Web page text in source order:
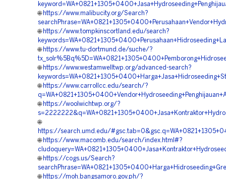
🌐 https://www.malibucity.org/Search?
🌐 https://www.tompkinscortland.edu/search?
🌐 https://www.tu-dortmund.de/suche/?
🌐 https://www.westamwelltwp.org/advanced-search?
🌐 https://www.carrollcc.edu/search/?
🌐 https://woolwichtwp.org/?
🌐
https://search.umd.edu/
🌐 https://www.macomb.edu/search/index.html#?
🌐 https://cogs.us/Search?
🌐 https://moh.bangsamoro.gov.ph/?